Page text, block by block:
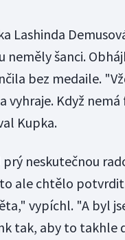
Lashinda
neměly šanci.
bez medaile.
vyhraje. Když
Kupka.
neskutečnou
ale chtělo
vypíchl. "A byl
tak, aby to takhle